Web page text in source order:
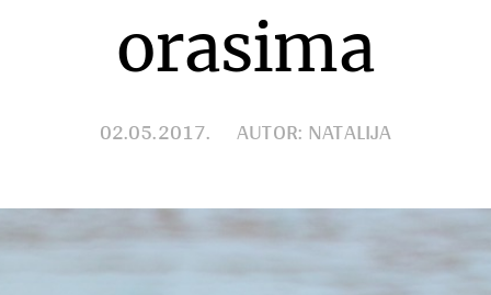
orasima
02.05.2017. AUTOR: NATALIJA